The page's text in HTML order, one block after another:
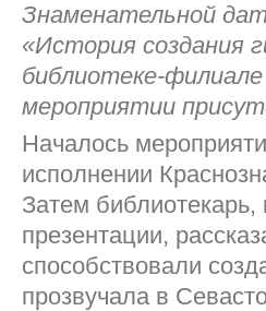
Знаменательной
«История создания
библиотеке-
мероприятии
Началось
исполнении
Затем
презентации,
способствовали
прозвучала в